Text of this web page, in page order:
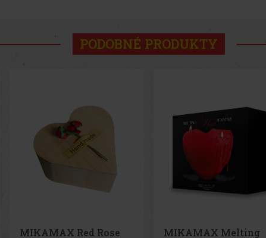
PODOBNÉ PRODUKTY
MIKAMAX Melting
MIKAMAX XXL Heart